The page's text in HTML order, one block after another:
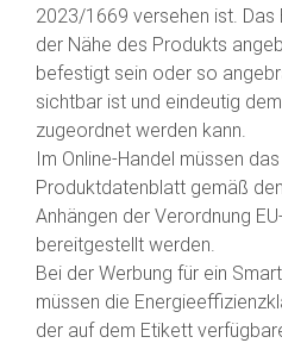
2023/1669 versehen ist. Das
der Nähe des Produkts
befestigt sein oder so
sichtbar ist und eindeutig
zugeordnet werden kann.
Im Online-Handel müssen
Produktdatenblatt gemäß
Anhängen der Verordnung
bereitgestellt werden.
Bei der Werbung für ein
müssen die
der auf dem Etikett